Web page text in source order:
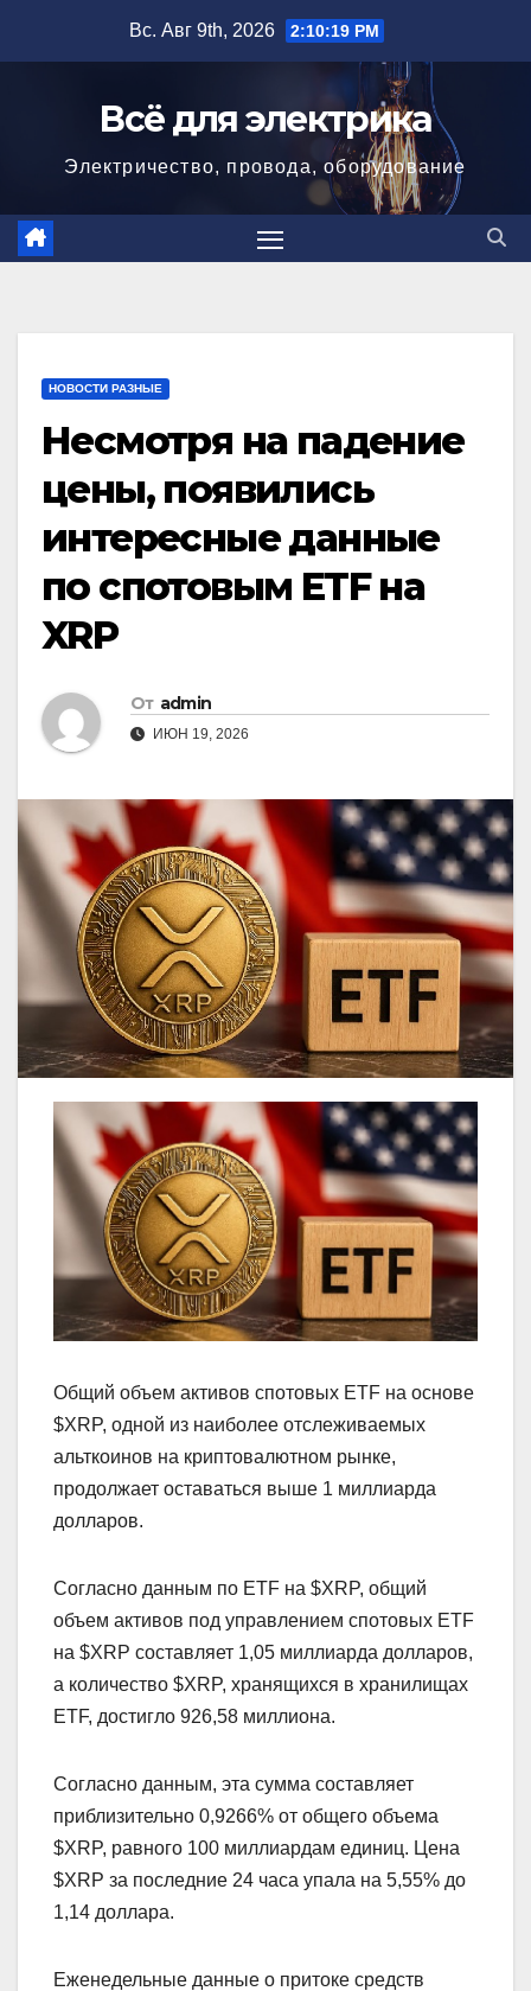
Вс. Авг 9th, 2026 2:10:20 PM
Всё для электрика
Электричество, провода, оборудование
НОВОСТИ РАЗНЫЕ
Несмотря на падение
цены, появились
интересные данные
по спотовым ETF на
XRP
От admin
ИЮН 19, 2026
Общий объем активов спотовых ETF на основе
$XRP, одной из наиболее отслеживаемых
альткоинов на криптовалютном рынке,
продолжает оставаться выше 1 миллиарда
долларов.
Согласно данным по ETF на $XRP, общий
объем активов под управлением спотовых ETF
на $XRP составляет 1,05 миллиарда долларов,
а количество $XRP, хранящихся в хранилищах
ETF, достигло 926,58 миллиона.
Согласно данным, эта сумма составляет
приблизительно 0,9266% от общего объема
$XRP, равного 100 миллиардам единиц. Цена
$XRP за последние 24 часа упала на 5,55% до
1,14 доллара.
Еженедельные данные о притоке средств